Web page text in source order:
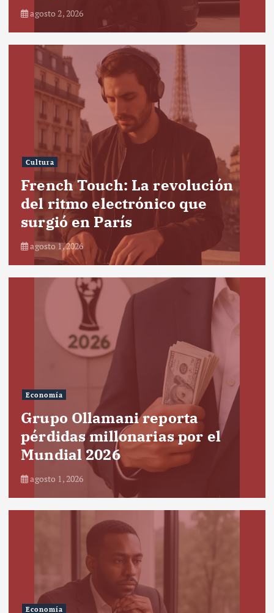
agosto 2, 2026
Cultura
French Touch: La revolución
del ritmo electrónico que
surgió en París
agosto 1, 2026
Economía
Grupo Ollamani reporta
pérdidas millonarias por el
Mundial 2026
agosto 1, 2026
Economía